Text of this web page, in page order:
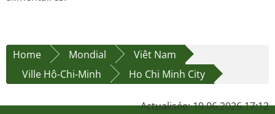
Home Mondial
Viêt Nam
Ville Hô-Chi-Minh
Ho Chi Minh City
Actualisée: 19.06.2026 17:12